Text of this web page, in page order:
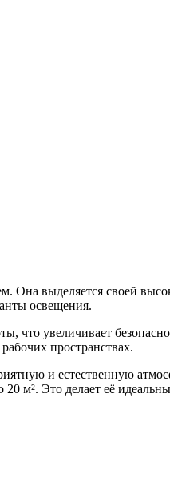
выделяется своей
освещения.
что увеличивает
пространствах.
и естественную
м². Это делает её